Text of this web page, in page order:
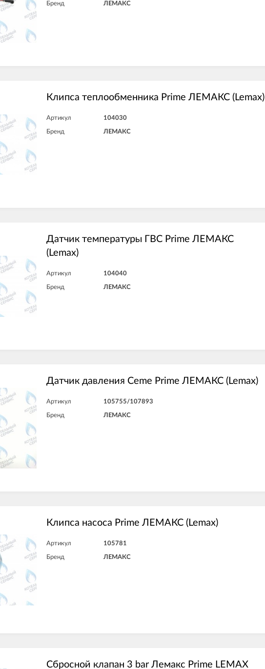
Бренд ЛЕМАКС
Клипса теплообменника Prime ЛЕМАКС (Lemax)
Артикул 104030
Бренд ЛЕМАКС
Датчик температуры ГВС Prime ЛЕМАКС
(Lemax)
Артикул 104040
Бренд ЛЕМАКС
Датчик давления Ceme Prime ЛЕМАКС (Lemax)
Артикул 105755/107893
Бренд ЛЕМАКС
Клипса насоса Prime ЛЕМАКС (Lemax)
Артикул 105781
Бренд ЛЕМАКС
Сбросной клапан 3 bar Лемакс Prime LEMAX